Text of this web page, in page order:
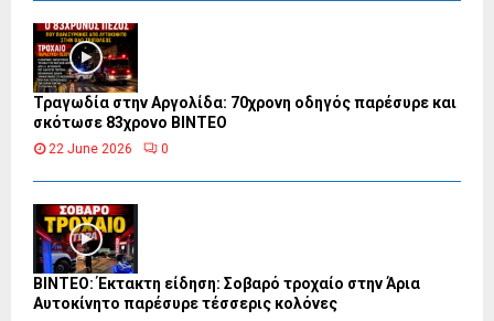
Τραγωδία στην Αργολίδα: 70χρονη οδηγός παρέσυρε και
σκότωσε 83χρονο ΒΙΝΤΕΟ
22 June 2026 0
ΒΙΝΤΕΟ: Έκτακτη είδηση: Σοβαρό τροχαίο στην Άρια
Αυτοκίνητο παρέσυρε τέσσερις κολόνες